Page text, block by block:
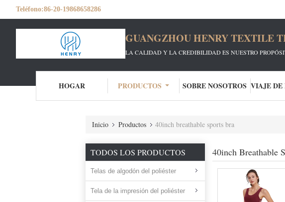
Teléfono:86-20-19868658286
GUANGZHOU HENRY TEXTILE
LA CALIDAD Y LA CREDIBILIDAD ES NUESTRO
HOGAR PRODUCTOS SOBRE NOSOTROS
Inicio Productos 40inch breathable sports bra
TODOS LOS PRODUCTOS
Telas de algodón del poliéster
Tela de la impresión del poliéster
40inch Breathable